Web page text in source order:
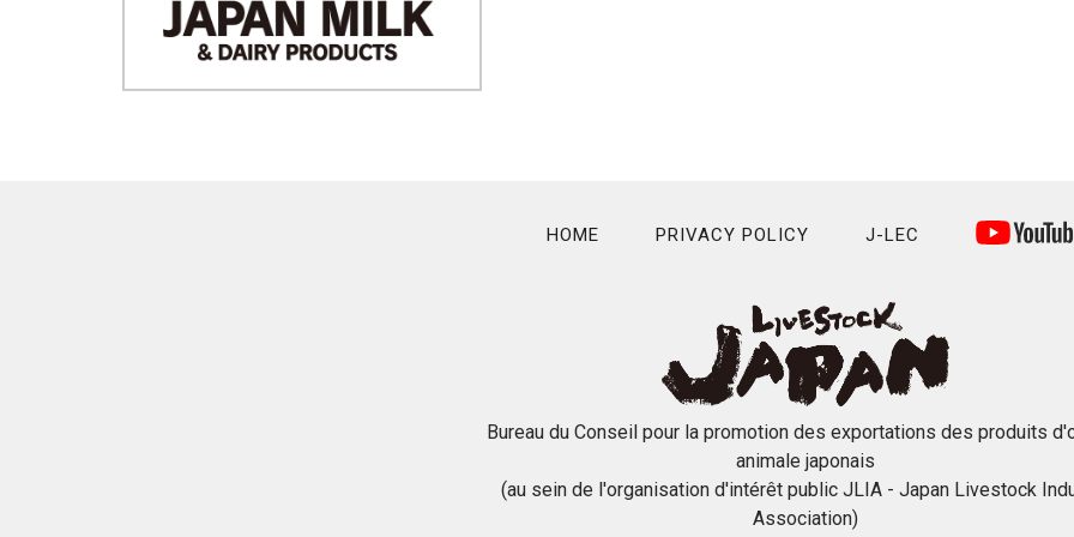
HOME PRIVACY POLICY J-LEC
Bureau du Conseil pour la promotion des exportations des produits
animale japonais
(au sein de l'organisation d'intérêt public JLIA - Japan Livestock
Association)